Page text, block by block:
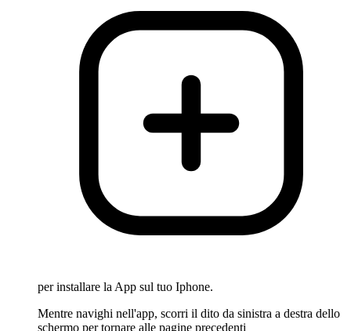
per installare la App sul tuo Iphone.
Mentre navighi nell'app, scorri il dito da sinistra a destra dello
schermo per tornare alle pagine precedenti